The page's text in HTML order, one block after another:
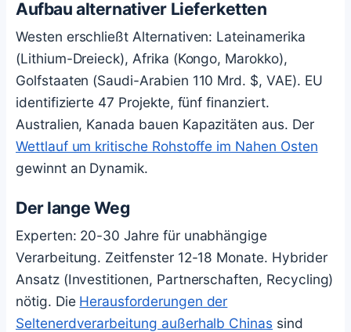
Aufbau alternativer Lieferketten
Westen erschließt Alternativen: Lateinamerika
(Lithium-Dreieck), Afrika (Kongo, Marokko),
Golfstaaten (Saudi-Arabien 110 Mrd. $, VAE). EU
identifizierte 47 Projekte, fünf finanziert.
Australien, Kanada bauen Kapazitäten aus. Der
Wettlauf um kritische Rohstoffe im Nahen Osten
gewinnt an Dynamik.
Der lange Weg
Experten: 20-30 Jahre für unabhängige
Verarbeitung. Zeitfenster 12-18 Monate. Hybrider
Ansatz (Investitionen, Partnerschaften, Recycling)
nötig. Die Herausforderungen der
Seltenerdverarbeitung außerhalb Chinas sind